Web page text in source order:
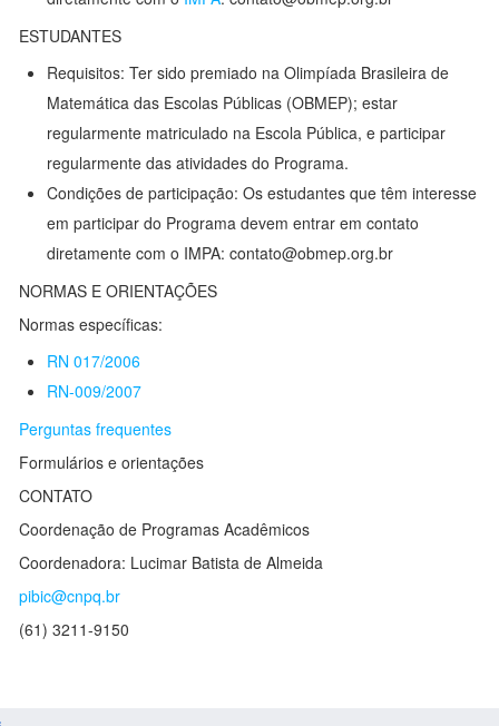
ESTUDANTES
Requisitos: Ter sido premiado na Olimpíada Brasileira de
Matemática das Escolas Públicas (OBMEP); estar
regularmente matriculado na Escola Pública, e participar
regularmente das atividades do Programa.
Condições de participação: Os estudantes que têm interesse
em participar do Programa devem entrar em contato
diretamente com o IMPA: contato@obmep.org.br
NORMAS E ORIENTAÇÕES
Normas específicas:
RN 017/2006
RN-009/2007
Perguntas frequentes
Formulários e orientações
CONTATO
Coordenação de Programas Acadêmicos
Coordenadora: Lucimar Batista de Almeida
pibic@cnpq.br
(61) 3211-9150